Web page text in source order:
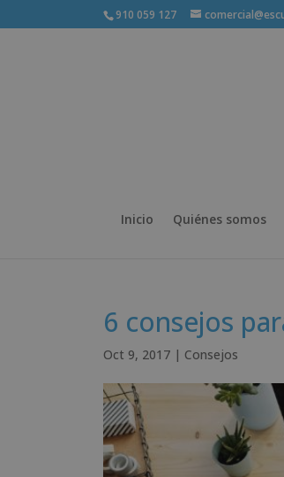
910 059 127
Inicio Quiénes somos
6 consejos
Oct 9, 2017 | Consejos